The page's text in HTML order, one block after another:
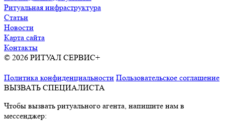
Ритуальная инфраструктура
Статьи
Новости
Карта сайта
Контакты
© 2026 РИТУАЛ СЕРВИС+
Политика конфиденциальности Пользовательское соглашение
ВЫЗВАТЬ СПЕЦИАЛИСТА
Чтобы вызвать ритуального агента, напишите нам в
мессенджер: